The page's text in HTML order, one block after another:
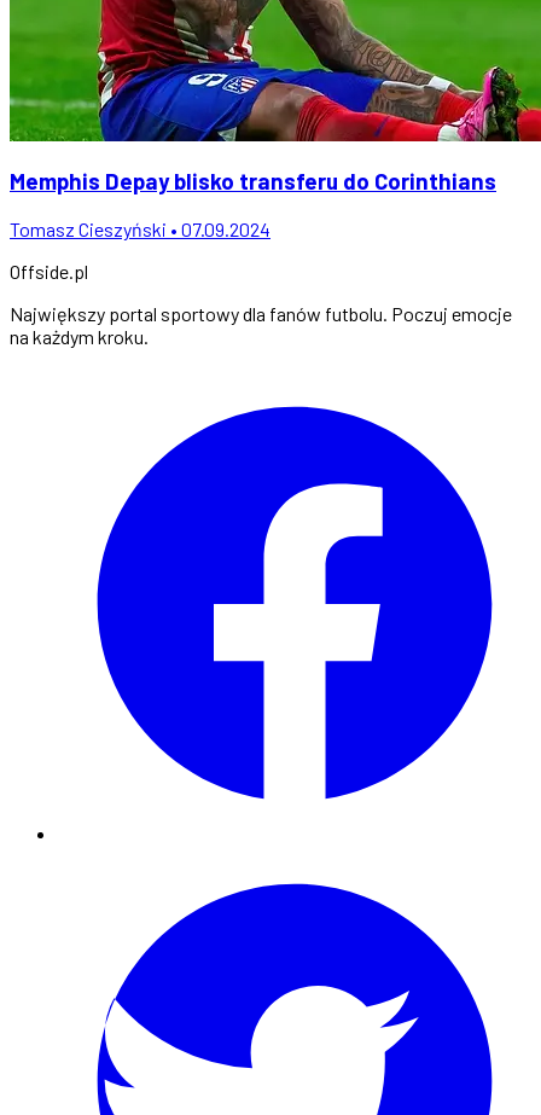
Memphis Depay blisko transferu do Corinthians
Tomasz Cieszyński • 07.09.2024
Offside.pl
Największy portal sportowy dla fanów futbolu. Poczuj emocje
na każdym kroku.